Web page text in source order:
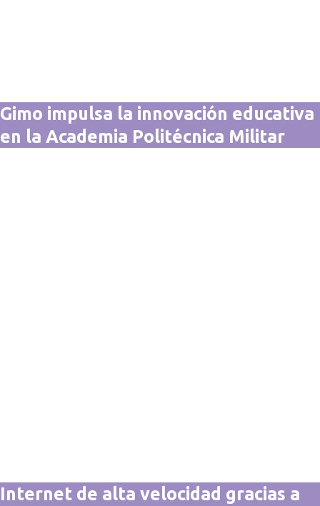
Gimo impulsa la innovación educativa
en la Academia Politécnica Militar
Internet de alta velocidad gracias a